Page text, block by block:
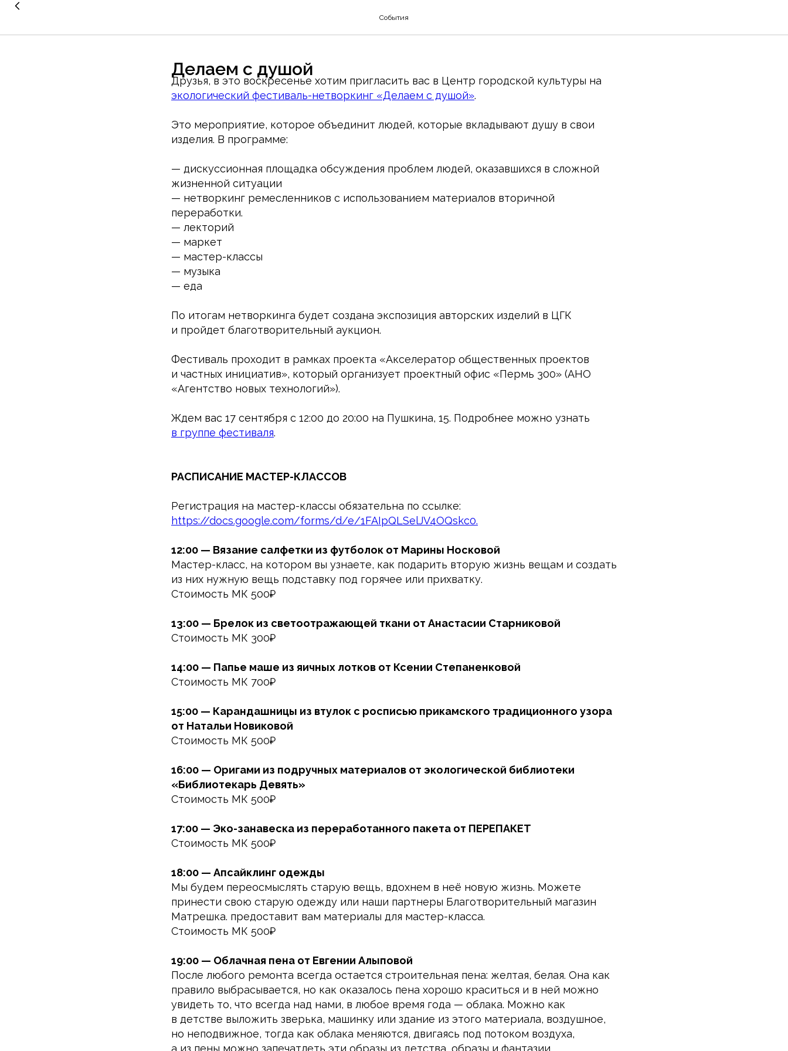
События
Делаем с душой
Друзья, в это воскресенье хотим пригласить вас в Центр городской культуры на
экологический фестиваль-нетворкинг «Делаем с душой».
Это мероприятие, которое объединит людей, которые вкладывают душу в свои
изделия. В программе:
— дискуссионная площадка обсуждения проблем людей, оказавшихся в сложной
жизненной ситуации
— нетворкинг ремесленников с использованием материалов вторичной
переработки.
— лекторий
— маркет
— мастер-классы
— музыка
— еда
По итогам нетворкинга будет создана экспозиция авторских изделий в ЦГК
и пройдет благотворительный аукцион.
Фестиваль проходит в рамках проекта «Акселератор общественных проектов
и частных инициатив», который организует проектный офис «Пермь 300» (АНО
«Агентство новых технологий»).
Ждем вас 17 сентября с 12:00 до 20:00 на Пушкина, 15. Подробнее можно узнать
в группе фестиваля.
РАСПИСАНИЕ МАСТЕР-КЛАССОВ
Регистрация на мастер-классы обязательна по ссылке:
https://docs.google.com/forms/d/e/1FAIpQLSelJV4OQskc0.
12:00 — Вязание салфетки из футболок от Марины Носковой
Мастер-класс, на котором вы узнаете, как подарить вторую жизнь вещам и создать
из них нужную вещь подставку под горячее или прихватку.
Стоимость МК 500₽
13:00 — Брелок из светоотражающей ткани от Анастасии Старниковой
Стоимость МК 300₽
14:00 — Папье маше из яичных лотков от Ксении Степаненковой
Стоимость МК 700₽
15:00 — Карандашницы из втулок с росписью прикамского традиционного узора
от Натальи Новиковой
Стоимость МК 500₽
16:00 — Оригами из подручных материалов от экологической библиотеки
«Библиотекарь Девять»
Стоимость МК 500₽
17:00 — Эко-занавеска из переработанного пакета от ПЕРЕПАКЕТ
Стоимость МК 500₽
18:00 — Апсайклинг одежды
Мы будем переосмыслять старую вещь, вдохнем в неё новую жизнь. Можете
принести свою старую одежду или наши партнеры Благотворительный магазин
Матрешка. предоставит вам материалы для мастер-класса.
Стоимость МК 500₽
19:00 — Облачная пена от Евгении Алыповой
После любого ремонта всегда остается строительная пена: желтая, белая. Она как
правило выбрасывается, но как оказалось пена хорошо краситься и в ней можно
увидеть то, что всегда над нами, в любое время года — облака. Можно как
в детстве выложить зверька, машинку или здание из этого материала, воздушное,
но неподвижное, тогда как облака меняются, двигаясь под потоком воздуха,
а из пены можно запечатлеть эти образы из детства, образы и фантазии